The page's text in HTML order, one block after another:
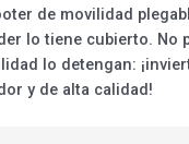
de movilidad
lo tiene cubierto. No
lo detengan:
y de alta calidad!